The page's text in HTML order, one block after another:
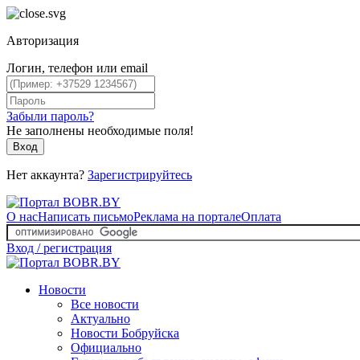
Авторизация
Логин, телефон или email
Забыли пароль?
Не заполнены необходимые поля!
Вход
Нет аккаунта? Зарегистрируйтесь
О насНаписать письмоРеклама на порталеОплата
Вход / регистрация
Новости
Все новости
Актуально
Новости Бобруйска
Официально